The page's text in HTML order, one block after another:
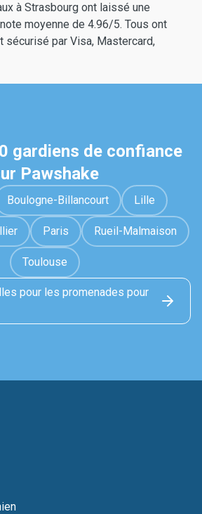
à Strasbourg ont laissé une
moyenne de 4.96/5. Tous ont
sécurisé par Visa, Mastercard,
gardiens de confiance
Pawshake
Boulogne-Billancourt Lille
Paris Rueil-Malmaison
Toulouse
pour les promenades pour